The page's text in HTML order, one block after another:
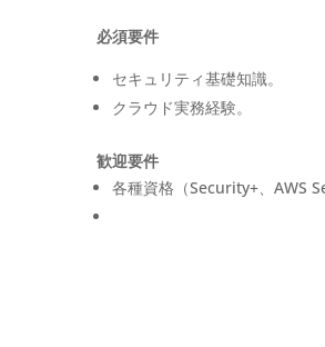
必須要件
セキュリティ基礎知識。
クラウド実務経験。
歓迎要件
各種資格（Security+、AWS